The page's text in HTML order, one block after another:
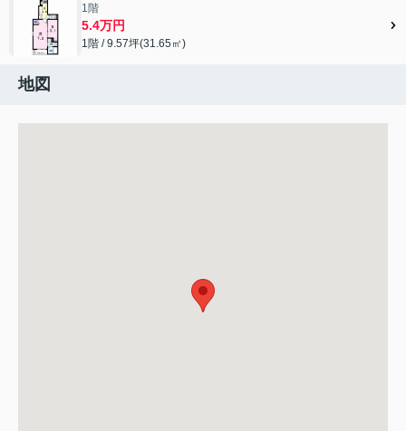
1階
5.4万円
1階 / 9.57坪(31.65㎡)
地図